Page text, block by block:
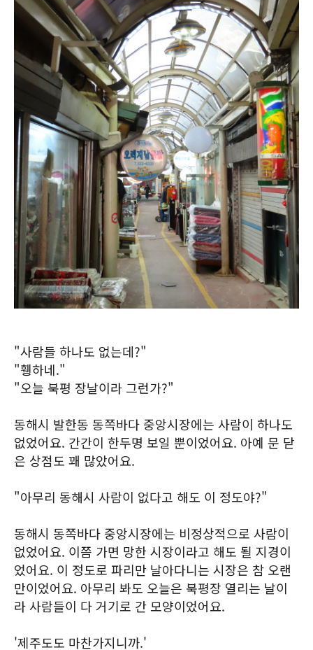
"사람들 하나도 없는데?"
"휑하네."
"오늘 북평 장날이라 그런가?"
동해시 발한동 동쪽바다 중앙시장에는 사람이 하나도
없었어요. 간간이 한두명 보일 뿐이었어요. 아예 문 닫
은 상점도 꽤 많았어요.
"아무리 동해시 사람이 없다고 해도 이 정도야?"
동해시 동쪽바다 중앙시장에는 비정상적으로 사람이
없었어요. 이쯤 가면 망한 시장이라고 해도 될 지경이
었어요. 이 정도로 파리만 날아다니는 시장은 참 오랜
만이었어요. 아무리 봐도 오늘은 북평장 열리는 날이
라 사람들이 다 거기로 간 모양이었어요.
'제주도도 마찬가지니까.'